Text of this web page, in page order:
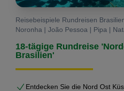
Reisebeispiele Rundreisen
Noronha | João Pessoa | Pipa |
18-tägige Rundreise
Brasilien'
Entdecken Sie die Nord Ost